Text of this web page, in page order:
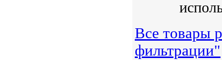
Все товары
фильтрации"